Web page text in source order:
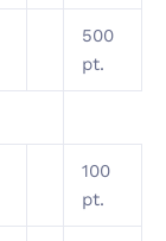
500
pt.
100
pt.